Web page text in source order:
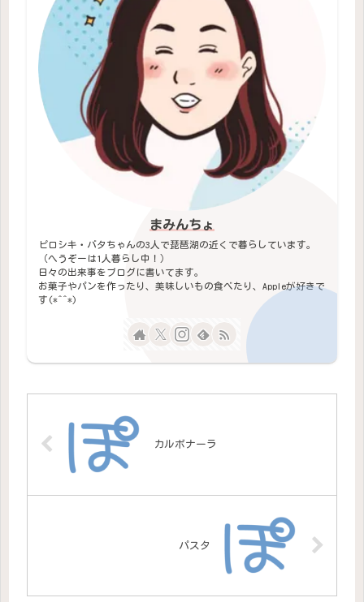
まみんちょ
ピロシキ・バタちゃんの3人で琵琶湖の近くで暮らしています。
（へうぞーは1人暮らし中！）
日々の出来事をブログに書いてます。
お菓子やパンを作ったり、美味しいもの食べたり、Appleが好きで
す(*^^*)
カルボナーラ
パスタ